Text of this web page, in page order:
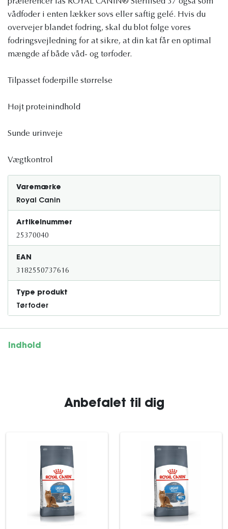
vådfoder i enten lækker sovs eller saftig gelé. Hvis du
overvejer blandet fodring, skal du blot følge vores
fodringsvejledning for at sikre, at din kat får en optimal
mængde af både våd- og tørfoder.
Tilpasset foderpille størrelse
Højt proteinindhold
Sunde urinveje
Vægtkontrol
Varemærke
Royal Canin
Artikelnummer
25370040
EAN
3182550737616
Type produkt
Tørfoder
Indhold
Anbefalet til dig